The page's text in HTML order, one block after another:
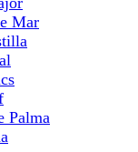
Mar
Palma